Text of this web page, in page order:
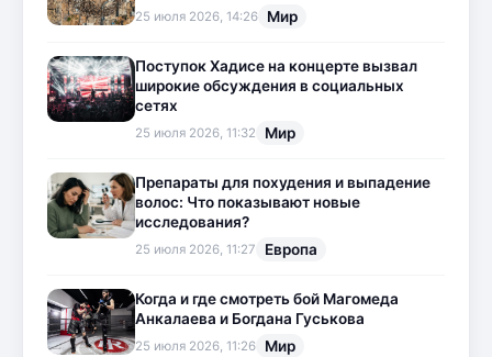
25 июля 2026, 14:26 Мир
Поступок Хадисе на концерте вызвал
широкие обсуждения в социальных
сетях
25 июля 2026, 11:32 Мир
Препараты для похудения и выпадение
волос: Что показывают новые
исследования?
25 июля 2026, 11:27 Европа
Когда и где смотреть бой Магомеда
Анкалаева и Богдана Гуськова
25 июля 2026, 11:26 Мир